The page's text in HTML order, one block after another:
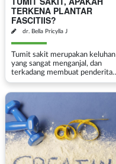
TERKENA PLANTAR
FASCITIIS?
dr. Bella Pricylla J
Tumit sakit merupakan keluhan
yang sangat menganjal, dan
terkadang membuat penderita
sulit berjalan. Penyakit tumit
wanita daripada pria, terutama
pada wanita usia ...